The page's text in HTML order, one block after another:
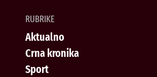
RUBRIKE
Aktualno
Crna kronika
Sport